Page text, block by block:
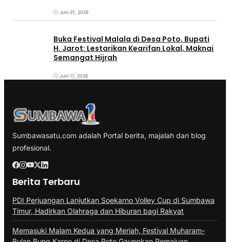
Juni 21, 2026
Buka Festival Malala di Desa Poto, Bupati
H. Jarot: Lestarikan Kearifan Lokal, Maknai
Semangat Hijrah
Juni 17, 2026
Sumbawasatu.com adalah Portal berita, majalah dan blog
profesional.
Berita Terbaru
PDI Perjuangan Lanjutkan Soekarno Volley Cup di Sumbawa
Timur, Hadirkan Olahraga dan Hiburan bagi Rakyat
Memasuki Malam Kedua yang Meriah, Festival Muharam-